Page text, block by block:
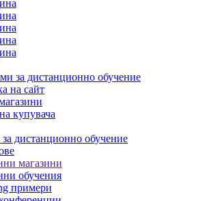
за дистанционно обучение
на сайт
купувача
дистанционно обучение
магазини
обучения
примери